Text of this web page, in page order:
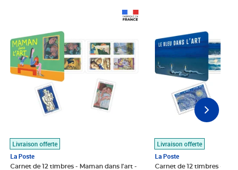
Livraison offerte
La Poste
Carnet de 12 timbres - Maman dans l'art -
Livraison offerte
La Poste
Carnet de 12 timbres - Le